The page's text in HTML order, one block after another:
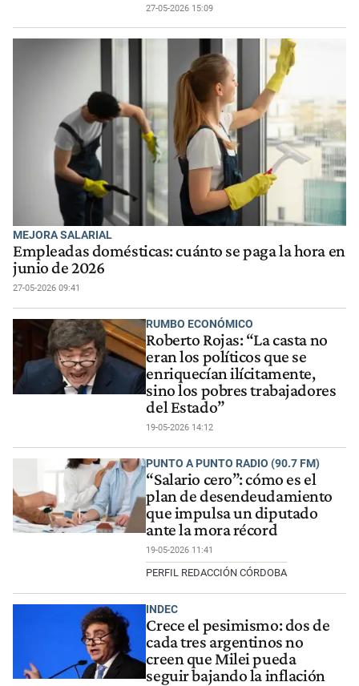
27-05-2026 15:09
MEJORA SALARIAL
Empleadas domésticas: cuánto se paga la hora en
junio de 2026
27-05-2026 09:41
RUMBO ECONÓMICO
Roberto Rojas: “La casta no
eran los políticos que se
enriquecían ilícitamente,
sino los pobres trabajadores
del Estado”
19-05-2026 14:12
PUNTO A PUNTO RADIO (90.7 FM)
“Salario cero”: cómo es el
plan de desendeudamiento
que impulsa un diputado
ante la mora récord
19-05-2026 11:41
PERFIL REDACCIÓN CÓRDOBA
INDEC
Crece el pesimismo: dos de
cada tres argentinos no
creen que Milei pueda
seguir bajando la inflación